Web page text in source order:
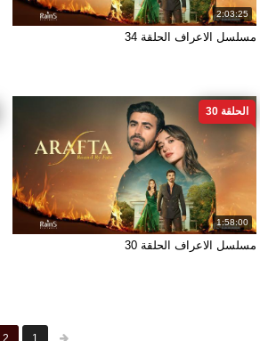
2:03:25
مسلسل الاعراف الحلقة 34
1:58:00
الحلقة 30
مسلسل الاعراف الحلقة 30
1
2